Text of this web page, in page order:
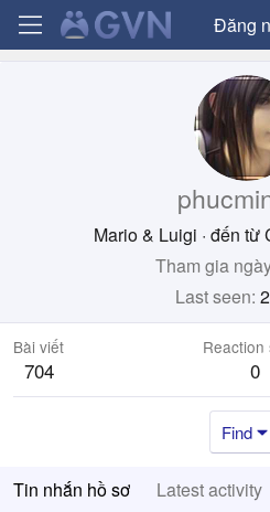
Đăng
Mario & Luigi · đến từ
Tham gia
Last seen
Bài viết
704
Reaction
0
Find
Tin nhắn hồ sơ Latest activity